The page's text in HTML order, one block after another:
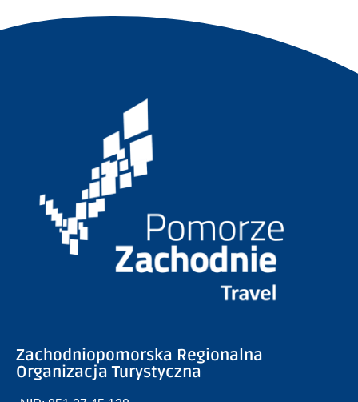
Zachodniopomorska Regionalna
Organizacja Turystyczna